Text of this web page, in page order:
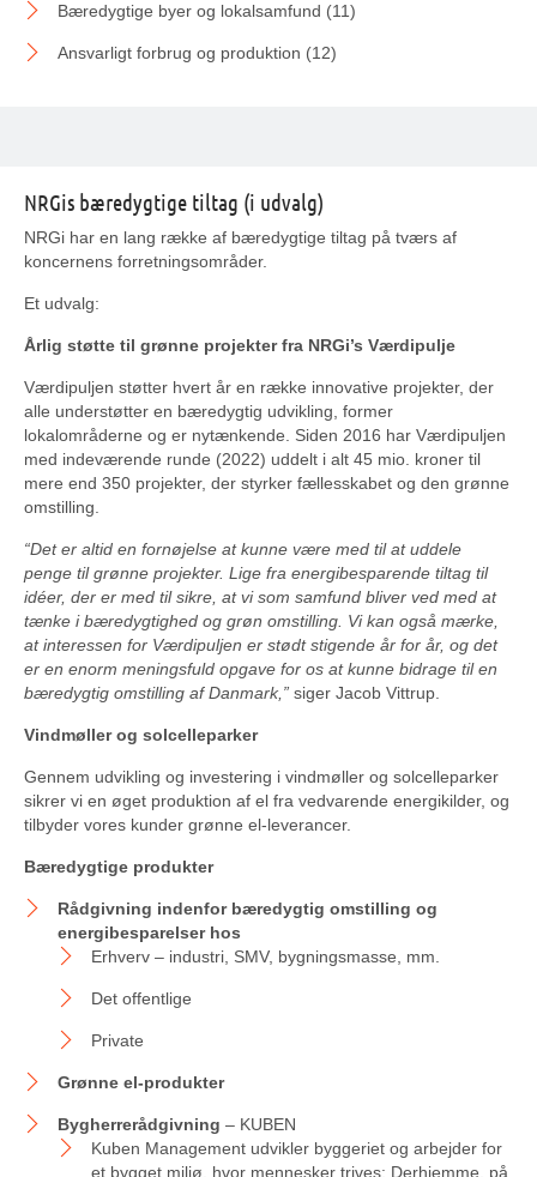
Bæredygtige byer og lokalsamfund (11)
Ansvarligt forbrug og produktion (12)
NRGis bæredygtige tiltag (i udvalg)
NRGi har en lang række af bæredygtige tiltag på tværs af
koncernens forretningsområder.
Et udvalg:
Årlig støtte til grønne projekter fra NRGi’s Værdipulje
Værdipuljen støtter hvert år en række innovative projekter, der
alle understøtter en bæredygtig udvikling, former
lokalområderne og er nytænkende. Siden 2016 har Værdipuljen
med indeværende runde (2022) uddelt i alt 45 mio. kroner til
mere end 350 projekter, der styrker fællesskabet og den grønne
omstilling.
“Det er altid en fornøjelse at kunne være med til at uddele
penge til grønne projekter. Lige fra energibesparende tiltag til
idéer, der er med til sikre, at vi som samfund bliver ved med at
tænke i bæredygtighed og grøn omstilling. Vi kan også mærke,
at interessen for Værdipuljen er stødt stigende år for år, og det
er en enorm meningsfuld opgave for os at kunne bidrage til en
bæredygtig omstilling af Danmark,” siger Jacob Vittrup.
Vindmøller og solcelleparker
Gennem udvikling og investering i vindmøller og solcelleparker
sikrer vi en øget produktion af el fra vedvarende energikilder, og
tilbyder vores kunder grønne el-leverancer.
Bæredygtige produkter
Rådgivning indenfor bæredygtig omstilling og
energibesparelser hos
Erhverv – industri, SMV, bygningsmasse, mm.
Det offentlige
Private
Grønne el-produkter
Bygherrerådgivning – KUBEN
Kuben Management udvikler byggeriet og arbejder for
et bygget miljø, hvor mennesker trives: Derhjemme, på